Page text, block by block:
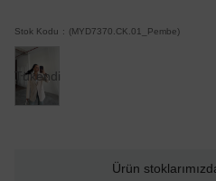
Stok Kodu (MYD7370.CK.01_Pembe)
Tükendi
Ürün